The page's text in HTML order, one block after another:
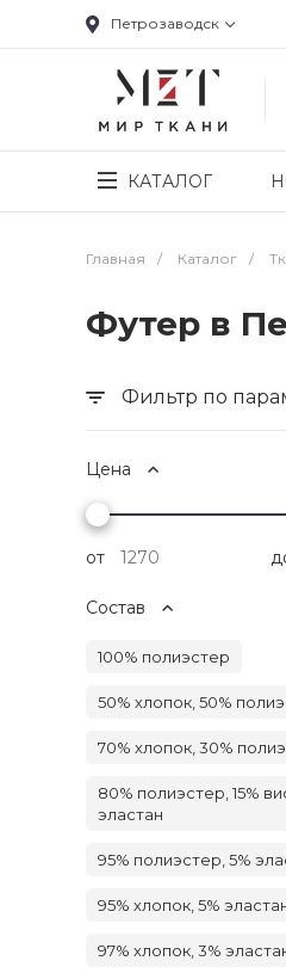
Петрозаводск
КАТАЛОГ
Главная / Каталог /
Футер в
Фильтр по
Цена
от
Состав
100% полиэстер
50% хлопок, 50%
70% хлопок, 30%
80% полиэстер, 15%
эластан
95% полиэстер, 5%
95% хлопок, 5%
97% хлопок, 3%